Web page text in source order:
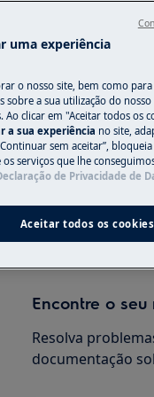
Precisa de
Não se
assistência
Marcar serviço
Encontre o
Resolva
documentação
uma experiência
o nosso site, bem como
a sua utilização do nosso
clicar em "Aceitar todos os
a sua experiência no site,
sem aceitar”,
serviços que lhe
de Privacidade de
Aceitar todos os cookies